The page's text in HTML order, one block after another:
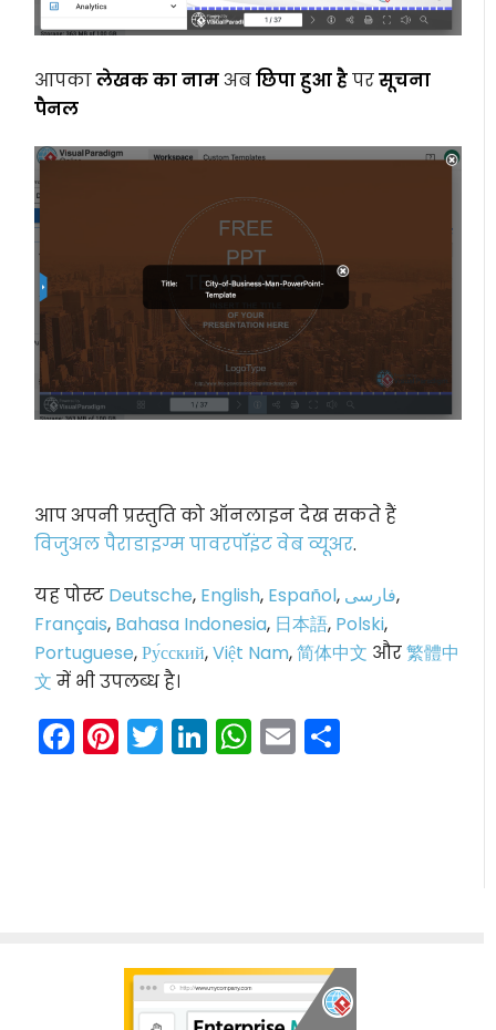
आपकालेखक का नामअबछिपा हुआ हैपरसूचना
पैनल
आप अपनी प्रस्तुति को ऑनलाइन देख सकते हैं
विजुअल पैराडाइग्म पावरपॉइंट वेब व्यूअर.
यह पोस्ट Deutsche, English, Español, فارسی,
Français, Bahasa Indonesia, 日本語, Polski,
Portuguese,Ру́сский,Việt Nam,简体中文 और繁體中
文 में भी उपलब्ध है।
Facebook
Pinterest
Twitter
LinkedIn
WhatsApp
Email